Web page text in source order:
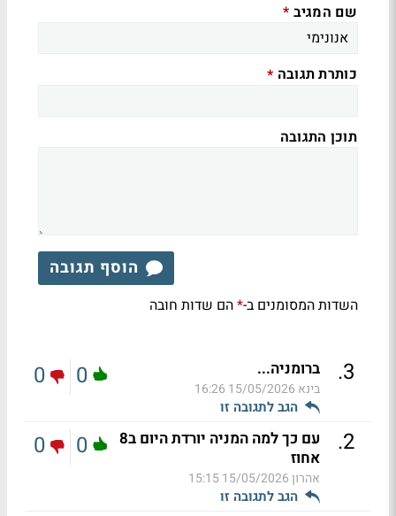
שם המגיב *
כותרת תגובה *
תוכן התגובה
הוסף תגובה
השדות המסומנים ב-*הם שדות חובה
3
. ברומניה...
בינא 15/05/2026 16:26
הגב לתגובה זו
0
0
2
.
עם כך למה המניה יורדת היום ב8
אחוז
אהרון15/05/2026 15:15
הגב לתגובה זו
0
0